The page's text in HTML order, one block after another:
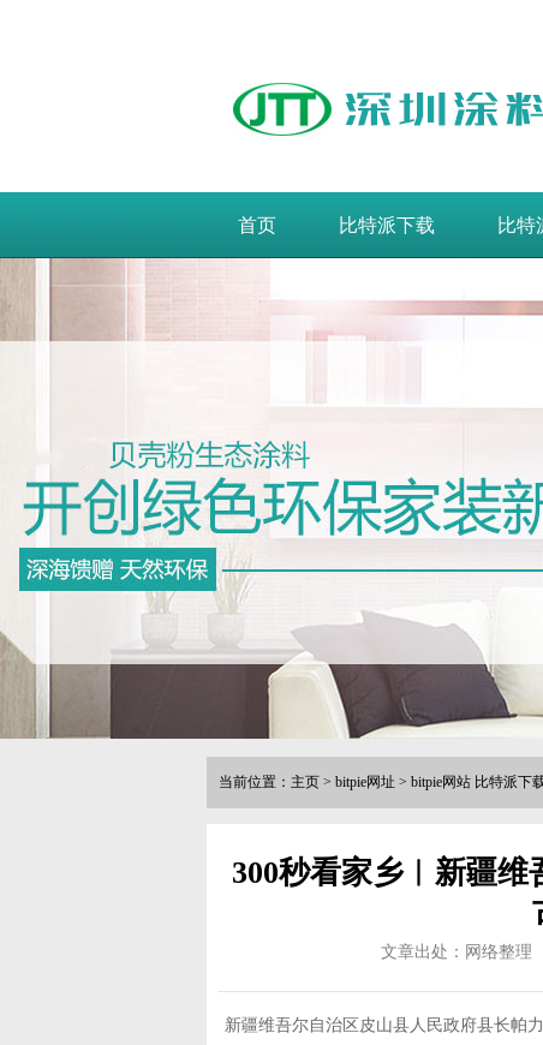
首页 比特派下载 比特
当前位置： 主页 > bitpie网址 > bitpie网站 比特派下
300秒看家乡︱新疆
文章出处：网络整理
新疆维吾尔自治区皮山县人民政府县长帕